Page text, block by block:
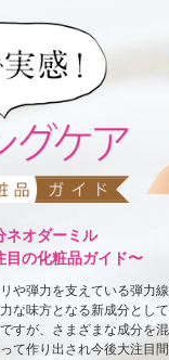
ネオダーミル
目の化粧品ガイド〜
や弾力を支えている弾力
な味方となる新成分とし
すが、さまざまな成分を
て作り出され今後大注目